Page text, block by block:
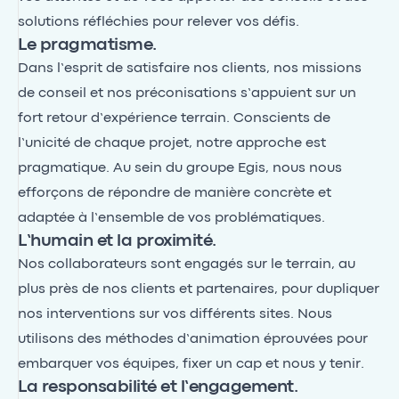
solutions réfléchies pour relever vos défis.
Le pragmatisme.
Dans l’esprit de satisfaire nos clients, nos missions
de conseil et nos préconisations s’appuient sur un
fort retour d’expérience terrain. Conscients de
l’unicité de chaque projet, notre approche est
pragmatique. Au sein du groupe Egis, nous nous
efforçons de répondre de manière concrète et
adaptée à l’ensemble de vos problématiques.
L’humain et la proximité.
Nos collaborateurs sont engagés sur le terrain, au
plus près de nos clients et partenaires, pour dupliquer
nos interventions sur vos différents sites. Nous
utilisons des méthodes d’animation éprouvées pour
embarquer vos équipes, fixer un cap et nous y tenir.
La responsabilité et l’engagement.